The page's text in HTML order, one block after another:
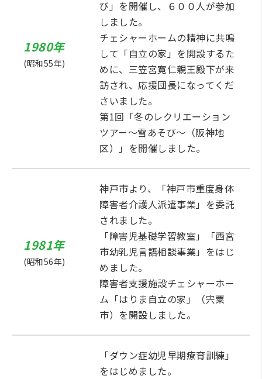
1980年
(昭和55年)
び」を開催し、６００人が参加
しました。
チェシャーホームの精神に共鳴
して「自立の家」を開設するた
めに、三笠宮寛仁親王殿下が来
訪され、応援団長になってくだ
さいました。
第1回「冬のレクリエーション
ツアー～雪あそび～（阪神地
区）」を開催しました。
1981年
(昭和56年)
神戸市より、「神戸市重度身体
障害者介護人派遣事業」を委託
されました。
「障害児基礎学習教室」「西宮
市幼乳児言語相談事業」をはじ
めました。
障害者支援施設チェシャーホー
ム「はりま自立の家」（宍粟
市）を開設しました。
「ダウン症幼児早期療育訓練」
をはじめました。